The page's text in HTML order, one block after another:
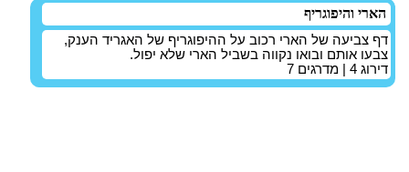
הארי והיפוגריף
דף צביעה של הארי רכוב על ההיפוגריף של האגריד הענק,
צבעו אותם ובואו נקווה בשביל הארי שלא יפול.
דירוג 4 | מדרגים 7